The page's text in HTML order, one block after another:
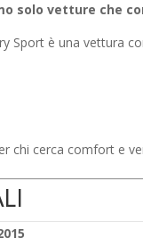
solo vetture che
Sport è una vettura
chi cerca comfort e